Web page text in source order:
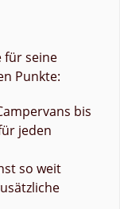
für seine
Punkte:
bis
jeden
so weit